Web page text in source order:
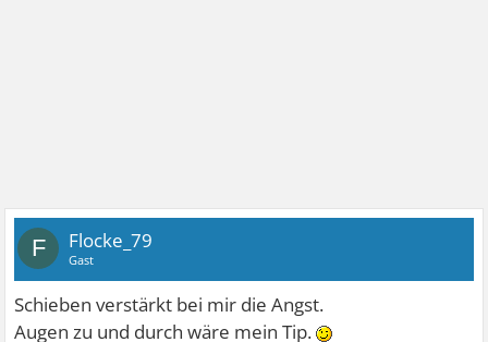
F Flocke_79
Gast
Schieben verstärkt bei mir die Angst.
Augen zu und durch wäre mein Tip.